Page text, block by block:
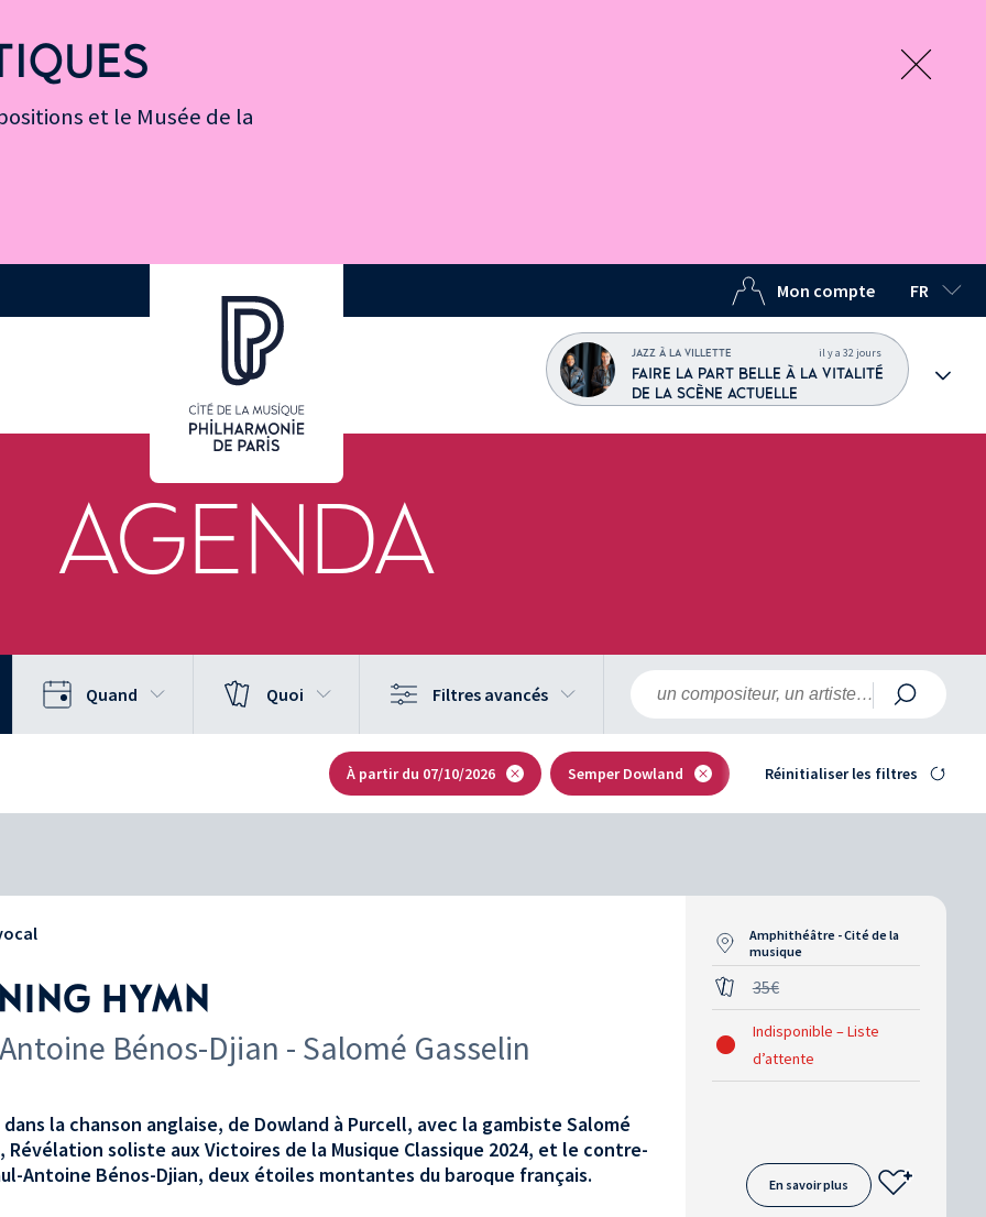
et le Musée de la
Mon compte FR
LANGUE
JAZZ À LA VILLETTE il y a 32 jours
FAIRE LA PART BELLE À LA VITALITÉ
DE LA SCÈNE ACTUELLE
AGENDA
Quand Quoi Filtres avancés
À partir du 07/10/2026 Semper Dowland Réinitialiser les filtres
HYMN
Bénos-Djian - Salomé Gasselin
la chanson anglaise, de Dowland à Purcell, avec la gambiste Salomé
Révélation soliste aux Victoires de la Musique Classique 2024, et le contre-
Antoine Bénos-Djian, deux étoiles montantes du baroque français.
Amphithéâtre - Cité de la
musique
35€
Indisponible – Liste
d’attente
En savoir plus